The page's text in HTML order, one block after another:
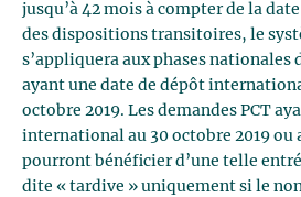
jusqu’à 42 mois à compter de la
des dispositions transitoires, le
s’appliquera aux phases nationales
ayant une date de dépôt
octobre 2019. Les demandes PCT
international au 30 octobre 2019 ou
pourront bénéficier d’une telle
dite « tardive » uniquement si le